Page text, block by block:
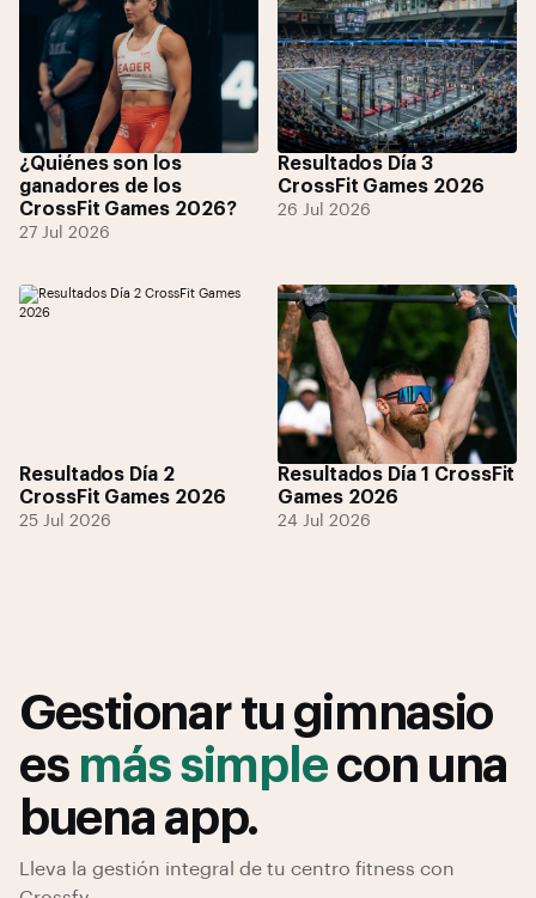
¿Quiénes son los
ganadores de los
CrossFit Games 2026?
27 Jul 2026
Resultados Día 3
CrossFit Games 2026
26 Jul 2026
Resultados Día 2
CrossFit Games 2026
25 Jul 2026
Resultados Día 1 CrossFit
Games 2026
24 Jul 2026
Gestionar tu gimnasio
es más simplecon una
buena app.
Lleva la gestión integral de tu centro fitness con